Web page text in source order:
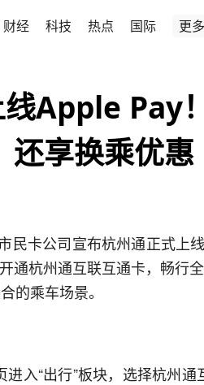
财经 科技 热点 国际 更多
Apple Pay
还享换乘优惠
卡公司宣布杭州通正式上
通杭州通互联互通卡，畅行
的乘车场景。
入“出行”板块，选择杭州通